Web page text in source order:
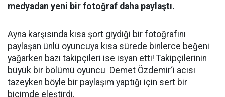
medyadan yeni bir fotoğraf daha paylaştı.
Ayna karşısında kısa şort giydiği bir fotoğrafını
paylaşan ünlü oyuncuya kısa sürede binlerce beğeni
yağarken bazı takipçileri ise isyan etti! Takipçilerinin
büyük bir bölümü oyuncu Demet Özdemir‘i acısı
tazeyken böyle bir paylaşım yaptığı için sert bir
biçimde eleştirdi.